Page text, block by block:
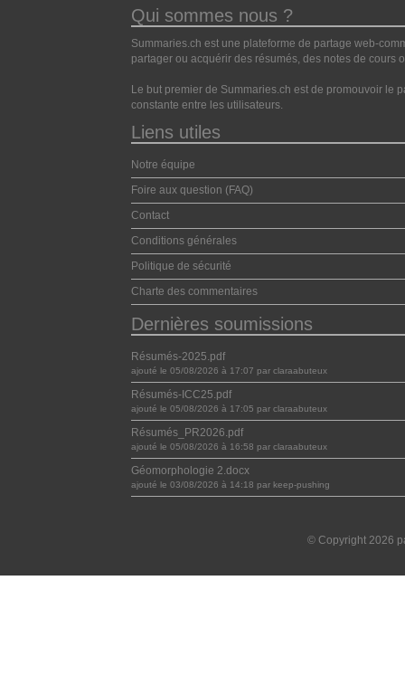
Qui sommes nous ?
Summaries.ch est une plateforme de partage web-
partager ou acquérir des résumés, des notes de cours
Le but premier de Summaries.ch est de promouvoir le
constante entre les utilisateurs.
Liens utiles
Notre équipe
Foire aux question (FAQ)
Contact
Conditions générales
Politique de sécurité
Charte des commentaires
Dernières soumissions
Résumés-2025.pdf
ajouté le 05/08/2026 à 17:07 par claraabuteux
Résumés-ICC25.pdf
ajouté le 05/08/2026 à 17:05 par claraabuteux
Résumés_PR2026.pdf
ajouté le 05/08/2026 à 16:58 par claraabuteux
Géomorphologie 2.docx
ajouté le 03/08/2026 à 14:18 par keep-pushing
© Copyright 2026